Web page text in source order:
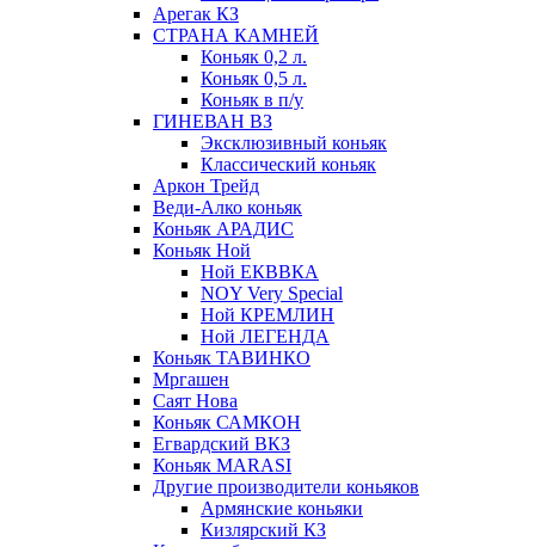
Арегак КЗ
СТРАНА КАМНЕЙ
Коньяк 0,2 л.
Коньяк 0,5 л.
Коньяк в п/у
ГИНЕВАН ВЗ
Эксклюзивный коньяк
Классический коньяк
Аркон Трейд
Веди-Алко коньяк
Коньяк АРАДИС
Коньяк Ной
Ной ЕКВВКА
NOY Very Special
Ной КРЕМЛИН
Ной ЛЕГЕНДА
Коньяк ТАВИНКО
Мргашен
Саят Нова
Коньяк САМКОН
Егвардский ВКЗ
Коньяк MARASI
Другие производители коньяков
Армянские коньяки
Кизлярский КЗ